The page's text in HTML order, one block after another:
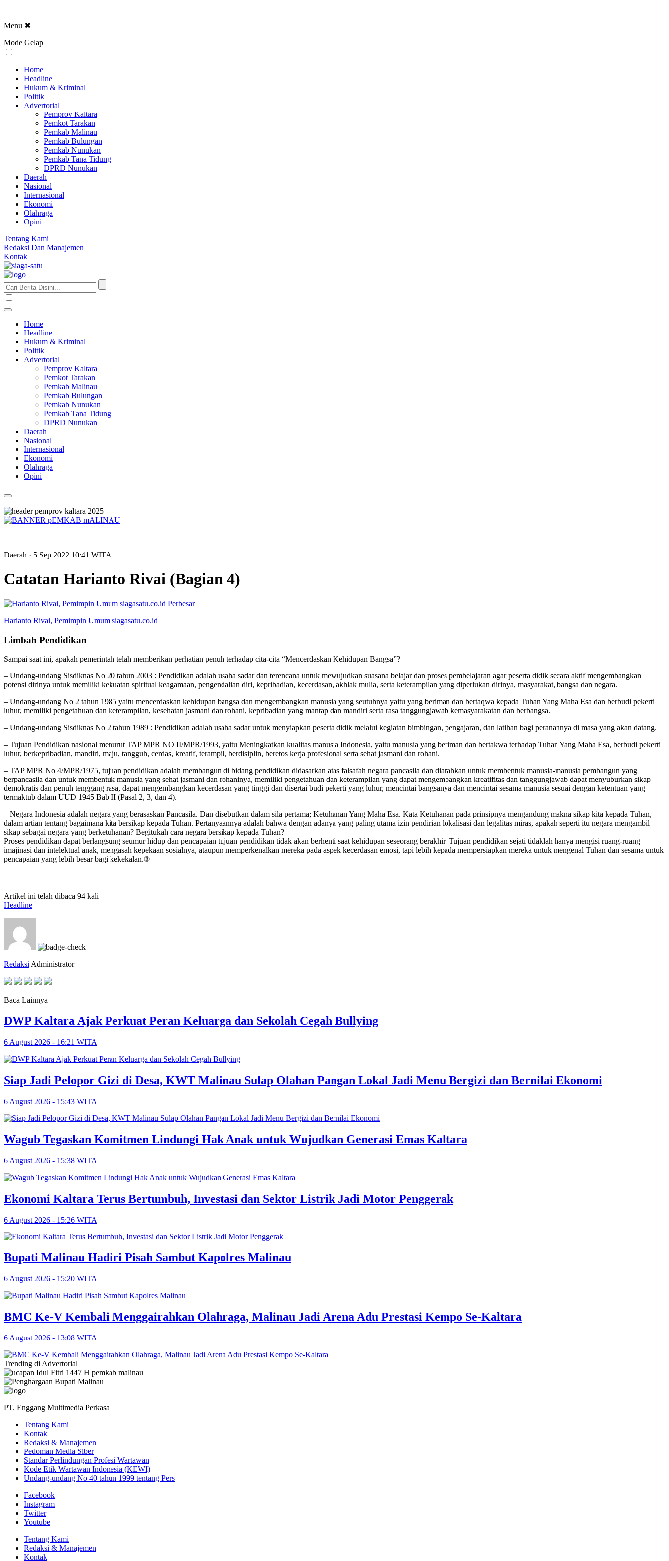
Menu ✖
Mode Gelap
Home
Headline
Hukum & Kriminal
Politik
Advertorial
Pemprov Kaltara
Pemkot Tarakan
Pemkab Malinau
Pemkab Bulungan
Pemkab Nunukan
Pemkab Tana Tidung
DPRD Nunukan
Daerah
Nasional
Internasional
Ekonomi
Olahraga
Opini
Tentang Kami
Redaksi Dan Manajemen
Kontak
Home
Headline
Hukum & Kriminal
Politik
Advertorial
Pemprov Kaltara
Pemkot Tarakan
Pemkab Malinau
Pemkab Bulungan
Pemkab Nunukan
Pemkab Tana Tidung
DPRD Nunukan
Daerah
Nasional
Internasional
Ekonomi
Olahraga
Opini
Daerah · 5 Sep 2022 10:41 WITA
Catatan Harianto Rivai (Bagian 4)
Perbesar
Harianto Rivai, Pemimpin Umum siagasatu.co.id
Limbah Pendidikan
Sampai saat ini, apakah pemerintah telah memberikan perhatian penuh terhadap cita-cita “Mencerdaskan Kehidupan Bangsa”?
– Undang-undang Sisdiknas No 20 tahun 2003 : Pendidikan adalah usaha sadar dan terencana untuk mewujudkan suasana belajar dan proses pembelajaran agar peserta didik secara aktif mengembangkan
potensi dirinya untuk memiliki kekuatan spiritual keagamaan, pengendalian diri, kepribadian, kecerdasan, akhlak mulia, serta keterampilan yang diperlukan dirinya, masyarakat, bangsa dan negara.
– Undang-undang No 2 tahun 1985 yaitu mencerdaskan kehidupan bangsa dan mengembangkan manusia yang seutuhnya yaitu yang beriman dan bertaqwa kepada Tuhan Yang Maha Esa dan berbudi pekerti
luhur, memiliki pengetahuan dan keterampilan, kesehatan jasmani dan rohani, kepribadian yang mantap dan mandiri serta rasa tanggungjawab kemasyarakatan dan berbangsa.
– Undang-undang Sisdiknas No 2 tahun 1989 : Pendidikan adalah usaha sadar untuk menyiapkan peserta didik melalui kegiatan bimbingan, pengajaran, dan latihan bagi peranannya di masa yang akan datang.
– Tujuan Pendidikan nasional menurut TAP MPR NO II/MPR/1993, yaitu Meningkatkan kualitas manusia Indonesia, yaitu manusia yang beriman dan bertakwa terhadap Tuhan Yang Maha Esa, berbudi pekerti
luhur, berkepribadian, mandiri, maju, tangguh, cerdas, kreatif, terampil, berdisiplin, beretos kerja profesional serta sehat jasmani dan rohani.
– TAP MPR No 4/MPR/1975, tujuan pendidikan adalah membangun di bidang pendidikan didasarkan atas falsafah negara pancasila dan diarahkan untuk membentuk manusia-manusia pembangun yang
berpancasila dan untuk membentuk manusia yang sehat jasmani dan rohaninya, memiliki pengetahuan dan keterampilan yang dapat mengembangkan kreatifitas dan tanggungjawab dapat menyuburkan sikap
demokratis dan penuh tenggang rasa, dapat mengembangkan kecerdasan yang tinggi dan disertai budi pekerti yang luhur, mencintai bangsanya dan mencintai sesama manusia sesuai dengan ketentuan yang
termaktub dalam UUD 1945 Bab II (Pasal 2, 3, dan 4).
– Negara Indonesia adalah negara yang berasaskan Pancasila. Dan disebutkan dalam sila pertama; Ketuhanan Yang Maha Esa. Kata Ketuhanan pada prinsipnya mengandung makna sikap kita kepada Tuhan,
dalam artian tentang bagaimana kita bersikap kepada Tuhan. Pertanyaannya adalah bahwa dengan adanya yang paling utama izin pendirian lokalisasi dan legalitas miras, apakah seperti itu negara mengambil
sikap sebagai negara yang berketuhanan? Begitukah cara negara bersikap kepada Tuhan?
Proses pendidikan dapat berlangsung seumur hidup dan pencapaian tujuan pendidikan tidak akan berhenti saat kehidupan seseorang berakhir. Tujuan pendidikan sejati tidaklah hanya mengisi ruang-ruang
imajinasi dan intelektual anak, mengasah kepekaan sosialnya, ataupun memperkenalkan mereka pada aspek kecerdasan emosi, tapi lebih kepada mempersiapkan mereka untuk mengenal Tuhan dan sesama untuk
pencapaian yang lebih besar bagi kekekalan.®
Artikel ini telah dibaca 94 kali
Headline
Redaksi Administrator
Baca Lainnya
DWP Kaltara Ajak Perkuat Peran Keluarga dan Sekolah Cegah Bullying
6 August 2026 - 16:21 WITA
Siap Jadi Pelopor Gizi di Desa, KWT Malinau Sulap Olahan Pangan Lokal Jadi Menu Bergizi dan Bernilai Ekonomi
6 August 2026 - 15:43 WITA
Wagub Tegaskan Komitmen Lindungi Hak Anak untuk Wujudkan Generasi Emas Kaltara
6 August 2026 - 15:38 WITA
Ekonomi Kaltara Terus Bertumbuh, Investasi dan Sektor Listrik Jadi Motor Penggerak
6 August 2026 - 15:26 WITA
Bupati Malinau Hadiri Pisah Sambut Kapolres Malinau
6 August 2026 - 15:20 WITA
BMC Ke-V Kembali Menggairahkan Olahraga, Malinau Jadi Arena Adu Prestasi Kempo Se-Kaltara
6 August 2026 - 13:08 WITA
Trending di Advertorial
PT. Enggang Multimedia Perkasa
Tentang Kami
Kontak
Redaksi & Manajemen
Pedoman Media Siber
Standar Perlindungan Profesi Wartawan
Kode Etik Wartawan Indonesia (KEWI)
Undang-undang No 40 tahun 1999 tentang Pers
Facebook
Instagram
Twitter
Youtube
Tentang Kami
Redaksi & Manajemen
Kontak